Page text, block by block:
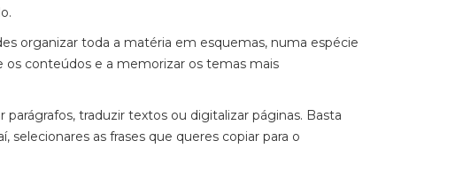
organizar toda a matéria em esquemas, numa espécie
os conteúdos e a memorizar os temas mais
parágrafos, traduzir textos ou digitalizar páginas. Basta
selecionares as frases que queres copiar para o